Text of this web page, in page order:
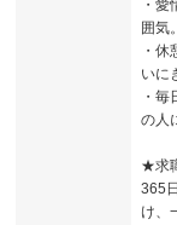
・
囲気。
・
いに
・
の人
★求
365
け、